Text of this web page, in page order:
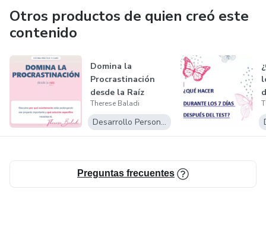
Otros productos de quien creó este
contenido
Domina la
Procrastinación
desde la Raíz
Therese Baladi
Desarrollo Personal
Preguntas frecuentes